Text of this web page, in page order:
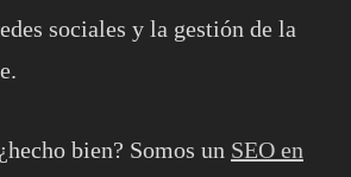
sociales y la gestión de la
bien? Somos un SEO en